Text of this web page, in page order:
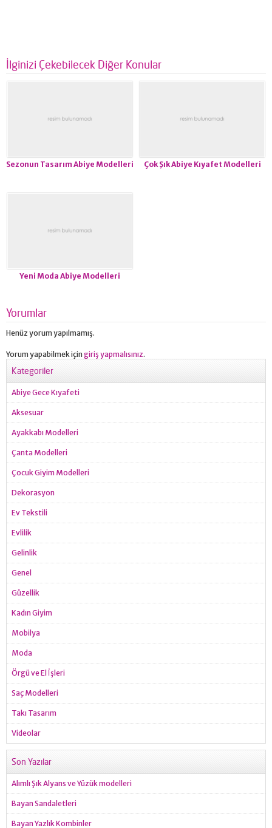
İlginizi Çekebilecek Diğer Konular
Sezonun Tasarım Abiye Modelleri Çok Şık Abiye Kıyafet Modelleri
Yeni Moda Abiye Modelleri
Yorumlar
Henüz yorum yapılmamış.
Yorum yapabilmek için giriş yapmalısınız.
Kategoriler
Abiye Gece Kıyafeti
Aksesuar
Ayakkabı Modelleri
Çanta Modelleri
Çocuk Giyim Modelleri
Dekorasyon
Ev Tekstili
Evlilik
Gelinlik
Genel
Güzellik
Kadın Giyim
Mobilya
Moda
Örgü ve El İşleri
Saç Modelleri
Takı Tasarım
Videolar
Son Yazılar
Alımlı Şık Alyans ve Yüzük modelleri
Bayan Sandaletleri
Bayan Yazlık Kombinler